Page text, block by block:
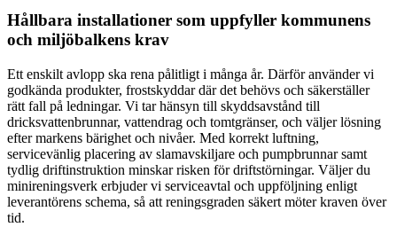
Hållbara installationer som uppfyller kommunens
och miljöbalkens krav
Ett enskilt avlopp ska rena pålitligt i många år. Därför använder vi
godkända produkter, frostskyddar där det behövs och säkerställer
rätt fall på ledningar. Vi tar hänsyn till skyddsavstånd till
dricksvattenbrunnar, vattendrag och tomtgränser, och väljer lösning
efter markens bärighet och nivåer. Med korrekt luftning,
servicevänlig placering av slamavskiljare och pumpbrunnar samt
tydlig driftinstruktion minskar risken för driftstörningar. Väljer du
minireningsverk erbjuder vi serviceavtal och uppföljning enligt
leverantörens schema, så att reningsgraden säkert möter kraven över
tid.